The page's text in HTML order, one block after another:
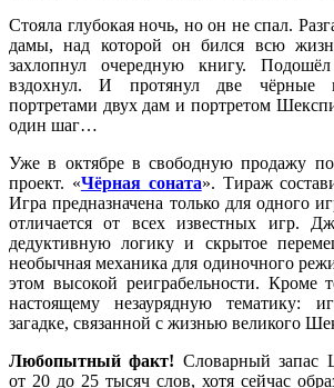
Стояла глубокая ночь, но он не спал.
дамы, над которой он бился всю
захлопнул очередную книгу.
вздохнул. И протянул две чёрные
портретами двух дам и портретом
один шаг…
Уже в октябре в свободную продажу
проект. «Чёрная соната». Тираж
Игра предназначена только для одного
отличается от всех известных игр.
дедуктивную логику и скрытое
необычная механика для одиночного
этом высокой реиграбельности. Кроме
настоящему незаурядную тематику:
загадке, связанной с жизнью великого
Любопытный факт! Словарный запас
от 20 до 25 тысяч слов, хотя сейчас